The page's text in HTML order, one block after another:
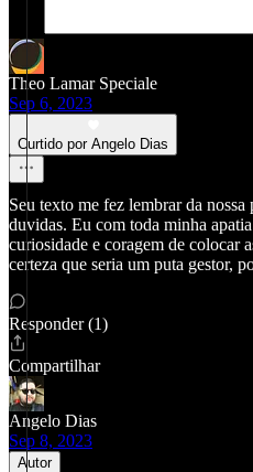
Theo Lamar Speciale
Sep 6, 2023
Curtido por Angelo Dias
Seu texto me fez lembrar da
duvidas. Eu com toda minha
curiosidade e coragem de colocar
certeza que seria um puta gestor,
Responder (1)
Compartilhar
Angelo Dias
Sep 8, 2023
Autor